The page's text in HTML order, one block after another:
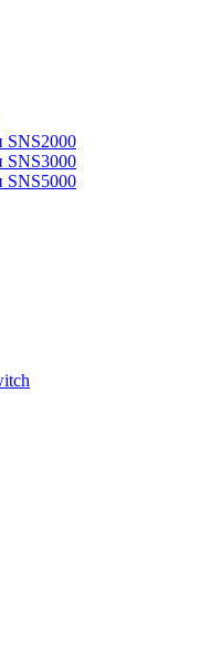
SNS2000
SNS3000
SNS5000